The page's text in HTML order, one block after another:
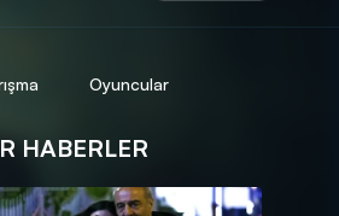
Oyuncular
HABERLER